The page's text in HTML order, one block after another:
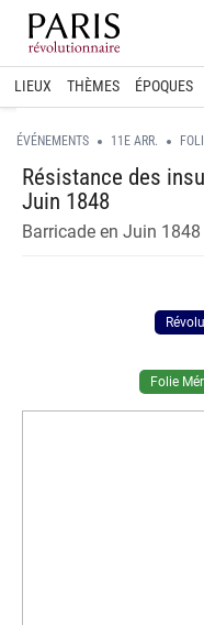
Home
LIEUX THÈMES ÉPOQUES
ÉVÉNEMENTS 11E ARR.
Résistance des
Juin 1848
Barricade en Juin 1848
Folie